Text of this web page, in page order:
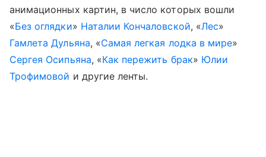
анимационных картин, в число которых вошли
«Без оглядки» Наталии Кончаловской, «Лес»
Гамлета Дульяна, «Самая легкая лодка в мире»
Сергея Осипьяна, «Как пережить брак» Юлии
Трофимовой и другие ленты.